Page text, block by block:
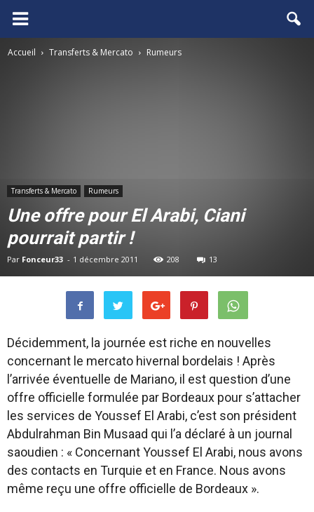
FCGB.net
Accueil Transferts & Mercato Rumeurs
Transferts & Mercato Rumeurs
Une offre pour El Arabi, Ciani
pourrait partir !
Par Fonceur33 - 1 décembre 2011 208 13
Décidemment, la journée est riche en nouvelles
concernant le mercato hivernal bordelais ! Après
l’arrivée éventuelle de Mariano, il est question d’une
offre officielle formulée par Bordeaux pour s’attacher
les services de Youssef El Arabi, c’est son président
Abdulrahman Bin Musaad qui l’a déclaré à un journal
saoudien : « Concernant Youssef El Arabi, nous avons
des contacts en Turquie et en France. Nous avons
même reçu une offre officielle de Bordeaux ».